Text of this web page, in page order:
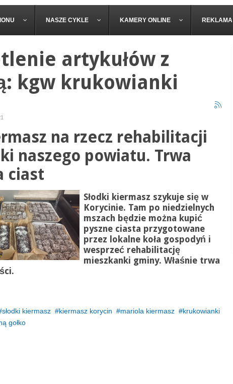
NASZE CYKLE KAMERY ONLINE REKLAMA
artykułów z
kgw krukowianki
na rzecz rehabilitacji
naszego powiatu. Trwa
ciast
Słodki kiermasz szykuje się w
Korycinie. Tam po niedzielnych
mszach będzie można kupić
pyszne ciasta przygotowane
przez lokalne koła gospodyń i
wesprzeć rehabilitację
mieszkanki gminy. Właśnie trwa
słodki kiermasz kiermasz korycin mariola kiermasz
krukowianki
gołko